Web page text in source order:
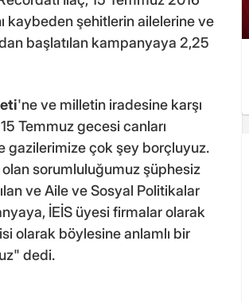
kaybeden şehitlerin ailelerine ve
başlatılan kampanyaya 2,25
'ne ve milletin iradesine karşı
Temmuz gecesi canları
gazilerimize çok şey borçluyuz.
olan sorumluluğumuz şüphesiz
ve Aile ve Sosyal Politikalar
İEİS üyesi firmalar olarak
olarak böylesine anlamlı bir
dedi.